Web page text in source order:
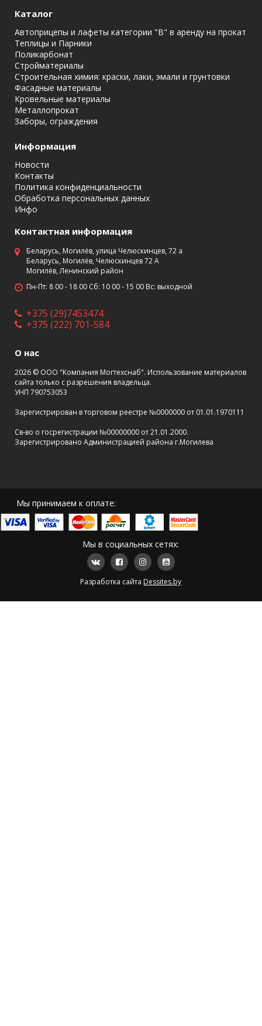
Каталог
Автоприцепы и лафеты категории "B" в аренду на прокат
Теплицы и Парники
Поликарбонат
Стройматериалы
Строительная химия: краски, лаки, эмали и грунтовки
Фасадные материалы
Кровельные материалы
Металлопрокат
Заборы, ограждения
Информация
Новости
Контакты
Политика конфиденциальности
Обработка персональных данных
Инфо
Контактная информация
Беларусь, Могилёв, улица Челюскинцев, 72 а
Беларусь, Могилёв, Челюскинцев 72 А
Могилёв, Ленинский район
Пн-Пт: 8 00 - 18 00 Сб: 10 00 - 15 00 Вс: выходной
+375 (29)7453474
+375 (222) 701-584
О нас
2026 © ООО "Компания Могтехснаб". Использование материалов
сайта только с разрешения владельца.
УНП 790753053
Зарегистрирован в торговом реестре №0000000 от 01.01.1970111
Св-во о госрегистрации №00000000 от 21.01.2000.
Зарегистрировано Администрацией района г.Могилева
Мы принимаем к оплате:
Мы в социальных сетях:
Разработка сайта Dessites.by